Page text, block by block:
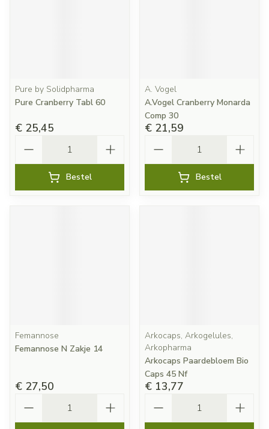
Pure by Solidpharma
Pure Cranberry Tabl 60
€ 25,45
Bestel
A. Vogel
A.Vogel Cranberry Monarda
Comp 30
€ 21,59
Bestel
Femannose
Femannose N Zakje 14
€ 27,50
Arkocaps, Arkogelules,
Arkopharma
Arkocaps Paardebloem Bio
Caps 45 Nf
€ 13,77